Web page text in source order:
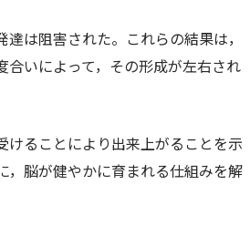
は阻害された。これらの結果は，
いによって，その形成が左右され
ることにより出来上がることを示
，脳が健やかに育まれる仕組みを解